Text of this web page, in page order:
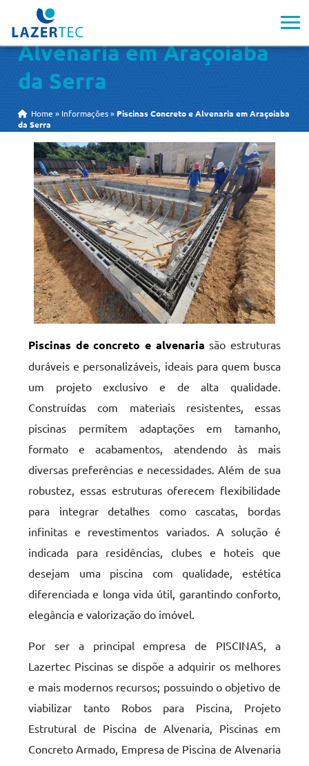
Piscinas Concreto e
Alvenaria em Araçoiaba
da Serra
Home » Informações » Piscinas Concreto e Alvenaria em Araçoiaba
da Serra
Piscinas de concreto e alvenaria são estruturas
duráveis e personalizáveis, ideais para quem busca
um projeto exclusivo e de alta qualidade.
Construídas com materiais resistentes, essas
piscinas permitem adaptações em tamanho,
formato e acabamentos, atendendo às mais
diversas preferências e necessidades. Além de sua
robustez, essas estruturas oferecem flexibilidade
para integrar detalhes como cascatas, bordas
infinitas e revestimentos variados. A solução é
indicada para residências, clubes e hoteis que
desejam uma piscina com qualidade, estética
diferenciada e longa vida útil, garantindo conforto,
elegância e valorização do imóvel.
Por ser a principal empresa de PISCINAS, a
Lazertec Piscinas se dispõe a adquirir os melhores
e mais modernos recursos; possuindo o objetivo de
viabilizar tanto Robos para Piscina, Projeto
Estrutural de Piscina de Alvenaria, Piscinas em
Concreto Armado, Empresa de Piscina de Alvenaria